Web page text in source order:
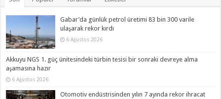
Gabar’da günlük petrol üretimi 83 bin 300 varile
ulaşarak rekor kırdı
6 Ağustos 2026
Akkuyu NGS 1. güç ünitesindeki türbin tesisi bir sonraki devreye alma
aşamasına hazır
6 Ağustos 2026
Otomotiv endüstrisinden yılın 7 ayında rekor ihracat